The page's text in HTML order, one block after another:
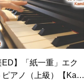
ED】「紙一重」エク
ピアノ（上級）【Kami